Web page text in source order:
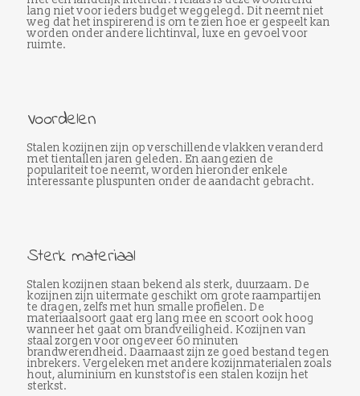
lang niet voor ieders budget weggelegd. Dit neemt niet
weg dat het inspirerend is om te zien hoe er gespeelt kan
worden onder andere lichtinval, luxe en gevoel voor
ruimte.
Voordelen
Stalen kozijnen zijn op verschillende vlakken veranderd
met tientallen jaren geleden. En aangezien de
populariteit toe neemt, worden hieronder enkele
interessante pluspunten onder de aandacht gebracht.
Sterk materiaal
Stalen kozijnen staan bekend als sterk, duurzaam. De
kozijnen zijn uitermate geschikt om grote raampartijen
te dragen, zelfs met hun smalle profielen. De
materiaalsoort gaat erg lang mee en scoort ook hoog
wanneer het gaat om brandveiligheid. Kozijnen van
staal zorgen voor ongeveer 60 minuten
brandwerendheid. Daarnaast zijn ze goed bestand tegen
inbrekers. Vergeleken met andere kozijnmaterialen zoals
hout, aluminium en kunststof is een stalen kozijn het
sterkst.